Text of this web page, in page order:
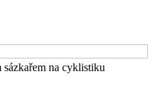
na cyklistiku